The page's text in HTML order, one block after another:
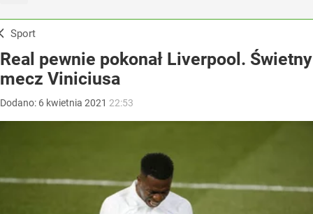
Sport
Real pewnie pokonał Liverpool. Świetny
mecz Viniciusa
Dodano: 6 kwietnia 2021 22:53